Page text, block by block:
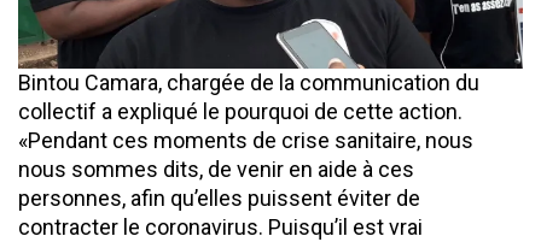
Bintou Camara, chargée de la communication du
collectif a expliqué le pourquoi de cette action.
«Pendant ces moments de crise sanitaire, nous
nous sommes dits, de venir en aide à ces
personnes, afin qu’elles puissent éviter de
contracter le coronavirus. Puisqu’il est vrai